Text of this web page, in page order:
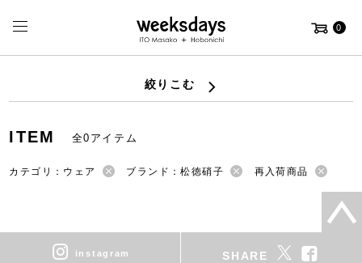
0
絞りこむ
ITEM 全0アイテム
カテゴリ：ウェア ブランド：松徳硝子 再入荷商品
instagram SHARE